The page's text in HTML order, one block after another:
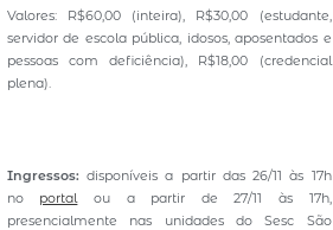
Valores: R$60,00 (inteira), R$30,00 (estudante,
servidor de escola pública, idosos, aposentados e
pessoas com deficiência), R$18,00 (credencial
plena).
Ingressos: disponíveis a partir das 26/11 às 17h
no portal
ou a partir de 27/11 às 17h,
presencialmente nas unidades do Sesc São